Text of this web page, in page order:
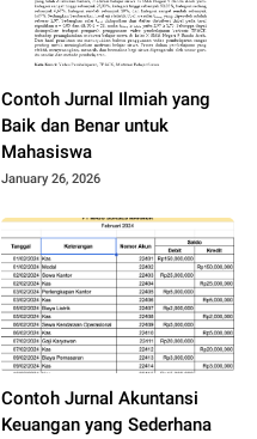
Contoh Jurnal Ilmiah yang
Baik dan Benar untuk
Mahasiswa
January 26, 2026
Contoh Jurnal Akuntansi
Keuangan yang Sederhana